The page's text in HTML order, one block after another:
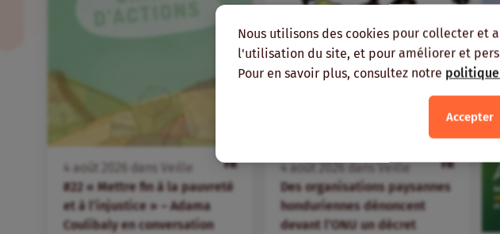
Nous utilisons des cookies pour collecter et
l'utilisation du site, et pour améliorer et
Pour en savoir plus, consultez notre
Accepter
FR
4 août dans
Veille
#22 « Mettre fin à la pauvreté
et à l’injustice » – Adama
Coulibaly en conversation
FR
4 août2026dansVeille
Des organisations paysannes
honduriennes dénoncent
devant l’ONU un décret